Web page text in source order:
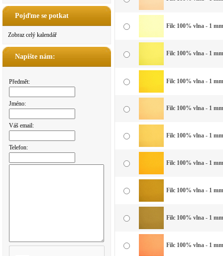
Pojďme se potkat
Zobraz celý kalendář
Napište nám:
Předmět:
Jméno:
Váš email:
Telefon:
Filc 100% vlna - 1
Filc 100% vlna - 1
Filc 100% vlna - 1
Filc 100% vlna - 1
Filc 100% vlna - 1
Filc 100% vlna - 1
Filc 100% vlna - 1
Filc 100% vlna - 1
Filc 100% vlna - 1